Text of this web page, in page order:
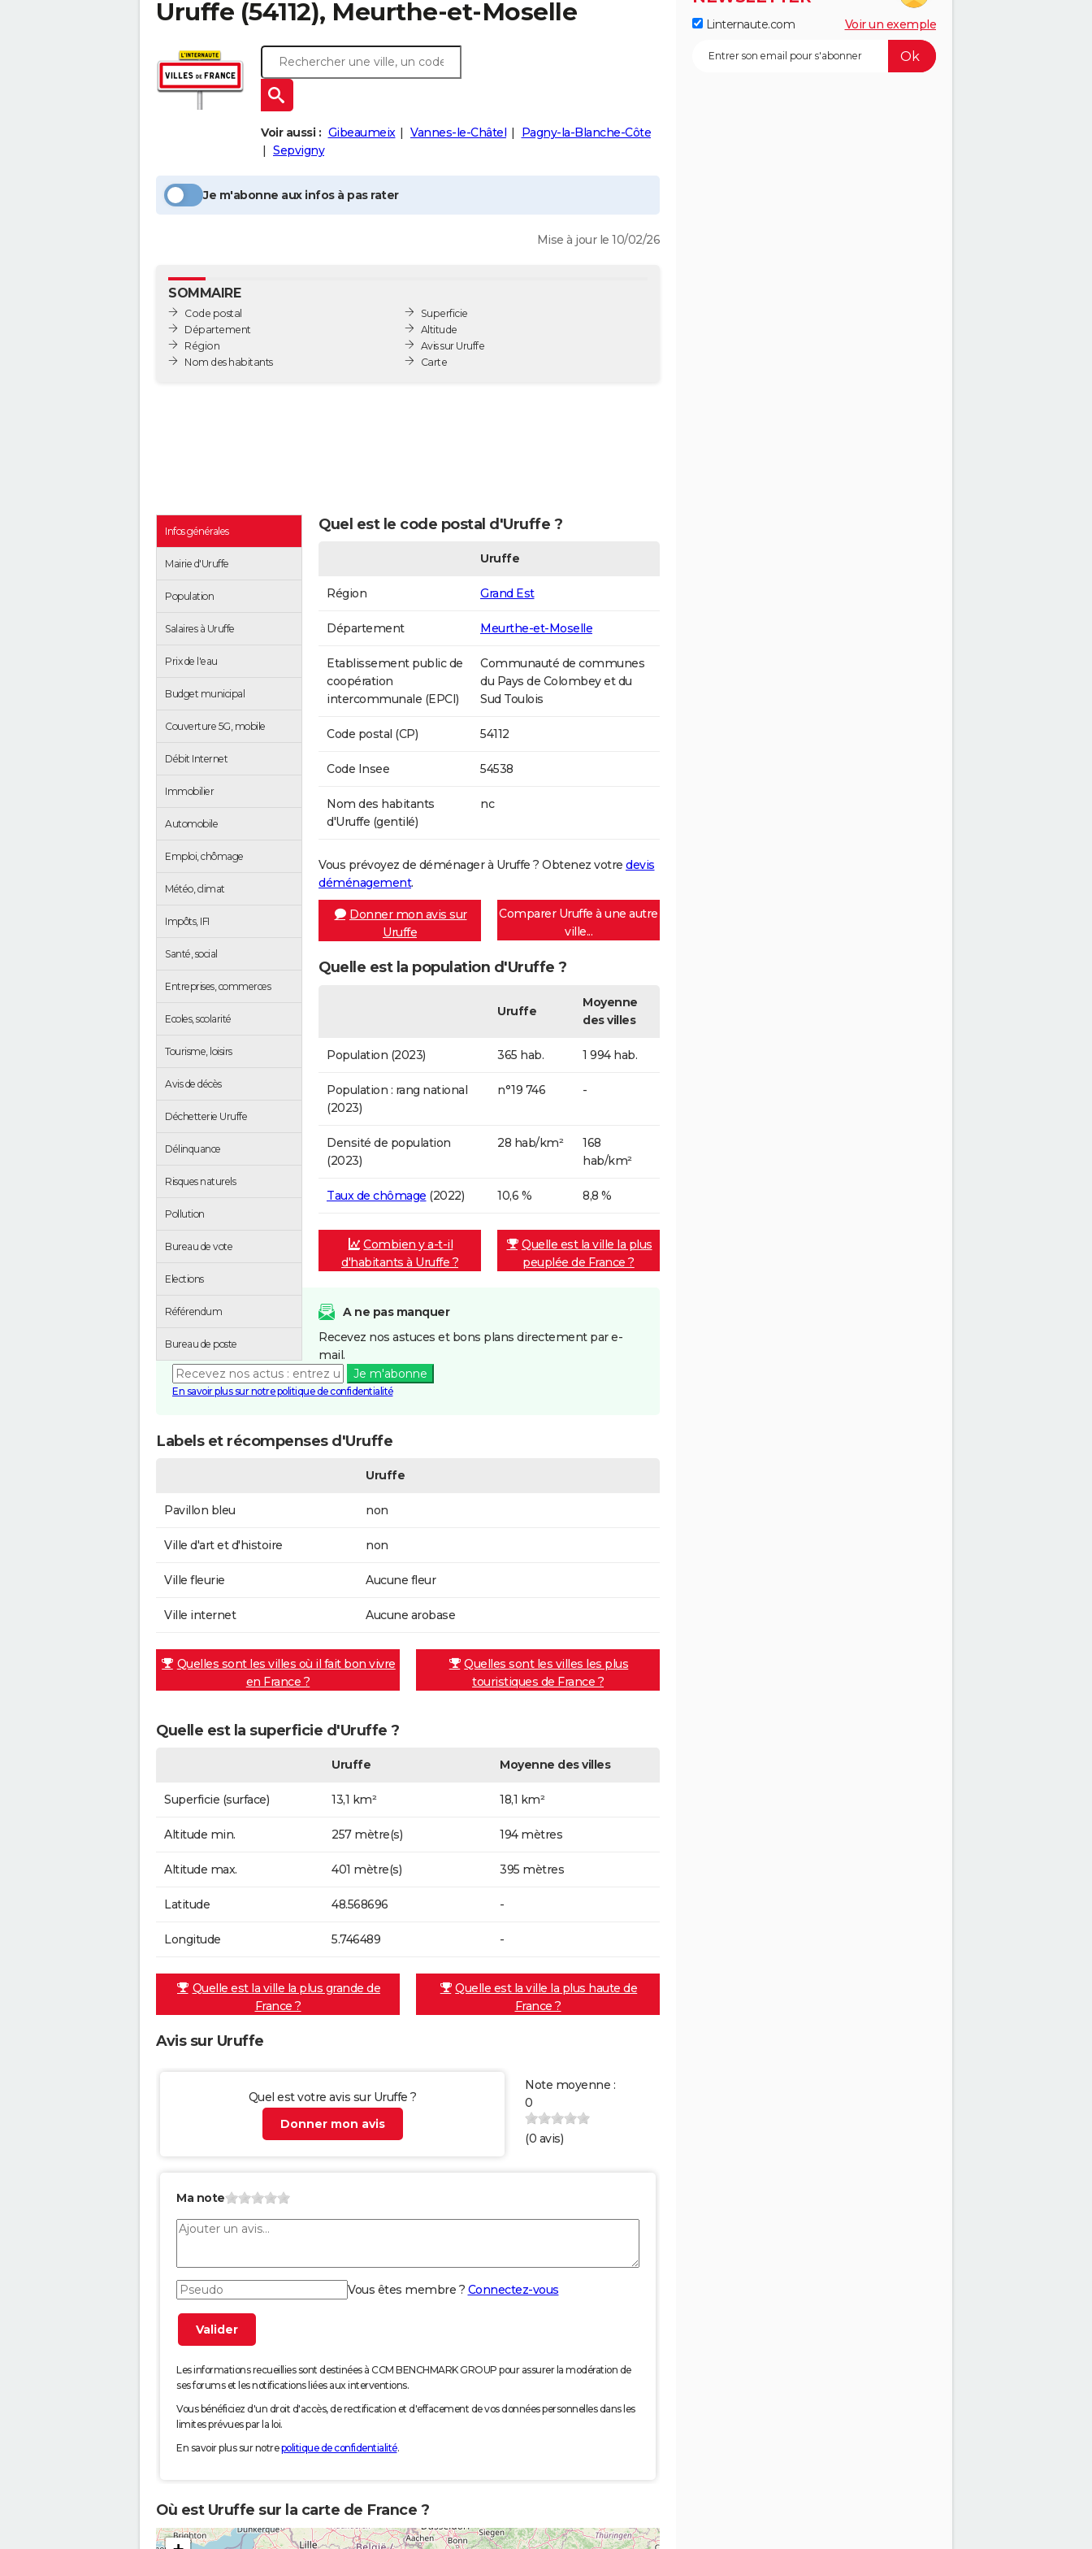
Uruffe (54112), Meurthe-et-Moselle
Voir aussi : Gibeaumeix Vannes-le-Châtel
Pagny-la-Blanche-Côte
Sepvigny
Je m'abonne aux infos à pas rater
Mise à jour le 10/02/26
SOMMAIRE
Code postal
Département
Région
Nom des habitants
Superficie
Altitude
Avis sur Uruffe
Carte
Infos générales
Mairie d'Uruffe
Population
Salaires à Uruffe
Prix de l'eau
Budget municipal
Couverture 5G, mobile
Débit Internet
Immobilier
Automobile
Emploi, chômage
Météo, climat
Impôts, IFI
Santé, social
Entreprises, commerces
Ecoles, scolarité
Tourisme, loisirs
Avis de décès
Déchetterie Uruffe
Délinquance
Risques naturels
Pollution
Bureau de vote
Elections
Référendum
Bureau de poste
Quel est le code postal d'Uruffe ?
Uruffe
Région Grand Est
Département Meurthe-et-Moselle
Etablissement public de
coopération
intercommunale (EPCI)
Communauté de communes
du Pays de Colombey et du
Sud Toulois
Code postal (CP) 54112
Code Insee 54538
Nom des habitants
d'Uruffe (gentilé)
nc
Vous prévoyez de déménager à Uruffe ? Obtenez votre devis
déménagement.
Donner mon avis sur
Uruffe
Comparer Uruffe à une autre
ville...
Quelle est la population d'Uruffe ?
Uruffe
Moyenne
des villes
Population (2023) 365 hab. 1 994 hab.
Population : rang national
(2023)
n°19 746 -
Densité de population
(2023)
28 hab/km²
168
hab/km²
Taux de chômage (2022) 10,6 % 8,8 %
Combien y a-t-il
d'habitants à Uruffe ?
Quelle est la ville la plus
peuplée de France ?
A ne pas manquer
Recevez nos astuces et bons plans directement par e-
mail.
Je m'abonne
En savoir plus sur notre politique de confidentialité
Labels et récompenses d'Uruffe
Uruffe
Pavillon bleu non
Ville d'art et d'histoire non
Ville fleurie Aucune fleur
Ville internet Aucune arobase
Quelles sont les villes où il fait bon vivre
en France ?
Quelles sont les villes les plus
touristiques de France ?
Quelle est la superficie d'Uruffe ?
Uruffe Moyenne des villes
Superficie (surface) 13,1 km² 18,1 km²
Altitude min. 257 mètre(s) 194 mètres
Altitude max. 401 mètre(s) 395 mètres
Latitude 48.568696 -
Longitude 5.746489 -
Quelle est la ville la plus grande de
France ?
Quelle est la ville la plus haute de
France ?
Avis sur Uruffe
Quel est votre avis sur Uruffe ?
Donner mon avis
Note moyenne :
0
(0 avis)
Ma note
Vous êtes membre ? Connectez-vous
Les informations recueillies sont destinées à CCM BENCHMARK GROUP pour assurer la modération de
ses forums et les notifications liées aux interventions.
Vous bénéficiez d'un droit d'accès, de rectification et d'effacement de vos données personnelles dans les
limites prévues par la loi.
En savoir plus sur notrepolitique de confidentialité.
Où est Uruffe sur la carte de France ?
Linternaute.com Voir un exemple